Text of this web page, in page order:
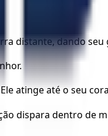
distante, dando
atinge até o seu
dispara dentro de